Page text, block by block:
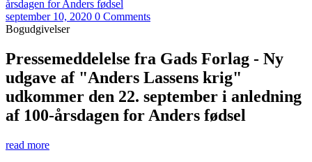
september 10, 2020 0 Comments
Bogudgivelser
Pressemeddelelse fra Gads Forlag - Ny
udgave af "Anders Lassens krig"
udkommer den 22. september i anledning
af 100-årsdagen for Anders fødsel
read more